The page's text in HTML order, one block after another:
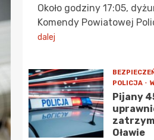
Około godziny 17:05,
Komendy Powiatowej
dalej
POLICJA
Pijany
Oławie